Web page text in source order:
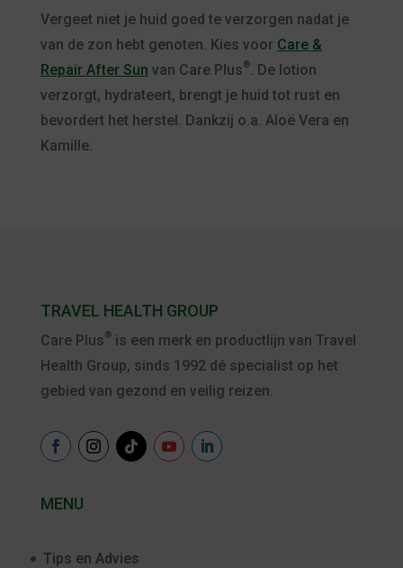
Vergeet niet je huid goed te verzorgen nadat je
van de zon hebt genoten. Kies voor Care &
Repair After Sun van Care Plus®. De lotion
verzorgt, hydrateert, brengt je huid tot rust en
bevordert het herstel. Dankzij o.a. Aloë Vera en
Kamille.
TRAVEL HEALTH GROUP
Care Plus®is een merk en productlijn van Travel
Health Group, sinds 1992 dé specialist op het
gebied van gezond en veilig reizen.
MENU
Tips en Advies